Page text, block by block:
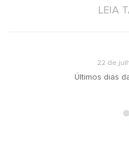
LEIA
22 de
Últimos dias